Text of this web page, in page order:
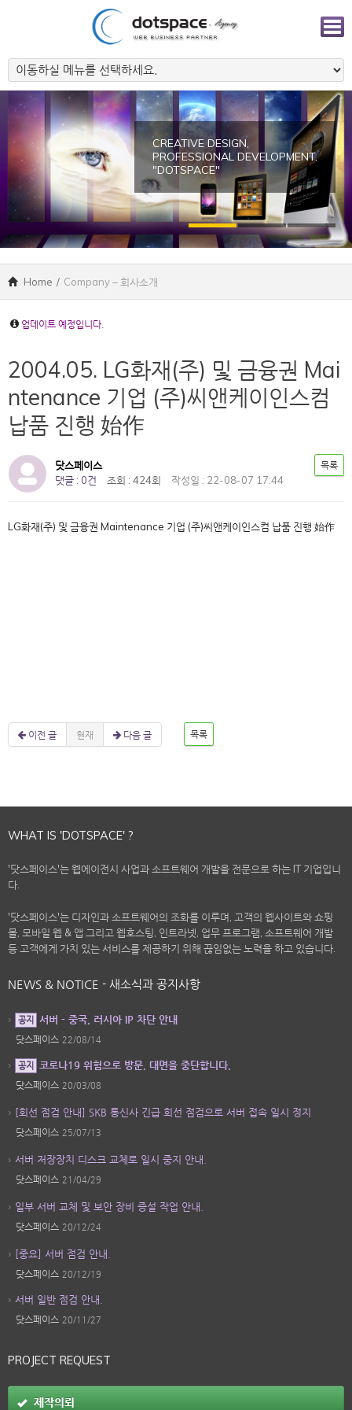
CREATIVE DESIGN,
PROFESSIONAL DEVELOPMENT.
"DOTSPACE"
Home / Company – 회사소개
업데이트 예정입니다.
2004.05. LG화재(주) 및 금융권 Mai
ntenance 기업 (주)씨앤케이인스컴
납품 진행 始作
닷스페이스
댓글 : 0건
조회 : 424회 작성일 : 22-08-07 17:44
목록
LG화재(주) 및 금융권 Maintenance 기업 (주)씨앤케이인스컴 납품 진행 始作
이전 글 현재 다음 글 목록
WHAT IS 'DOTSPACE' ?
'닷스페이스'는 웹에이전시 사업과 소프트웨어 개발을 전문으로 하는 IT 기업입니
다.
'닷스페이스'는 디자인과 소프트웨어의 조화를 이루며, 고객의 웹사이트와 쇼핑
몰, 모바일 웹 & 앱 그리고 웹호스팅, 인트라넷, 업무 프로그램, 소프트웨어 개발
등 고객에게 가치 있는 서비스를 제공하기 위해 끊임없는 노력을 하고 있습니다.
NEWS & NOTICE - 새소식과 공지사항
공지 서버 - 중국, 러시아 IP 차단 안내
닷스페이스 22/08/14
공지 코로나19 위험으로 방문, 대면을 중단합니다.
닷스페이스 20/03/08
[회선 점검 안내] SKB 통신사 긴급 회선 점검으로 서버 접속 일시 정지
닷스페이스 25/07/13
서버 저장장치 디스크 교체로 일시 중지 안내.
닷스페이스 21/04/29
일부 서버 교체 및 보안 장비 증설 작업 안내.
닷스페이스 20/12/24
[중요] 서버 점검 안내.
닷스페이스 20/12/19
서버 일반 점검 안내.
닷스페이스 20/11/27
PROJECT REQUEST
제작의뢰